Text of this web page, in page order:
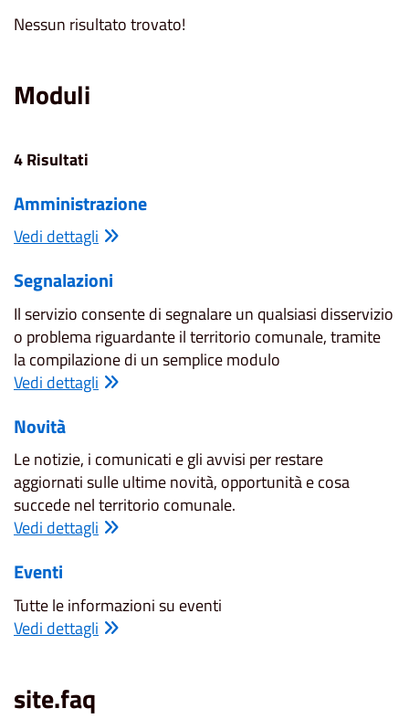
Nessun risultato trovato!
Moduli
4 Risultati
Amministrazione
Vedi dettagli
Segnalazioni
Il servizio consente di segnalare un qualsiasi disservizio
o problema riguardante il territorio comunale, tramite
la compilazione di un semplice modulo
Vedi dettagli
Novità
Le notizie, i comunicati e gli avvisi per restare
aggiornati sulle ultime novità, opportunità e cosa
succede nel territorio comunale.
Vedi dettagli
Eventi
Tutte le informazioni su eventi
Vedi dettagli
site.faq